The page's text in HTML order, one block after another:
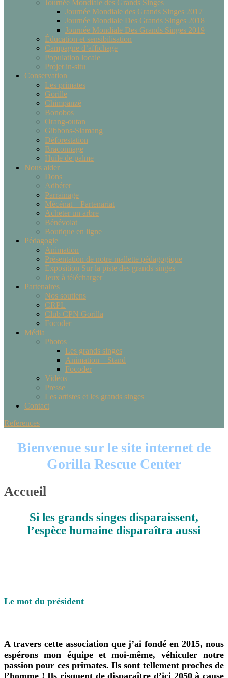
Journée Mondiale des Grands Singes
Journée Mondiale des Grands Singes 2017
Journée Mondiale Des Grands Singes 2018
Journée Mondiale Des Grands Singes 2019
Éducation et sensibilisation
Campagne d’affichage
Population locale
Projet in-situ
Conservation
Les primates
Gorille
Chimpanzé
Bonobos
Orang-outan
Gibbons-Siamang
Déforestation
Braconnage
Huile de palme
Nous aider
Dons
Adhérer
Parrainage
Mécénat – Partenariat
Acheter un arbre
Bénévolat
Boutique en ligne
Pédagogie
Animation
Présentation de notre mallette pédagogique
Exposition Sur la piste des grands singes
Jeux à télécharger
Partenaires
Nos soutiens
CRPL
Club CPN Gorilla
Focoder
Média
Photos
Les grands singes
Animation – Stand
Focoder
Vidéos
Presse
Les artistes et les grands singes
Contact
References
Bienvenue sur le site internet de
Gorilla Rescue Center
Accueil
Si les grands singes disparaissent,
l’espèce humaine disparaîtra aussi
Le mot du président
A travers cette association que j’ai fondé en 2015, nous
espérons mon équipe et moi-même, véhiculer notre
passion pour ces primates. Ils sont tellement proches de